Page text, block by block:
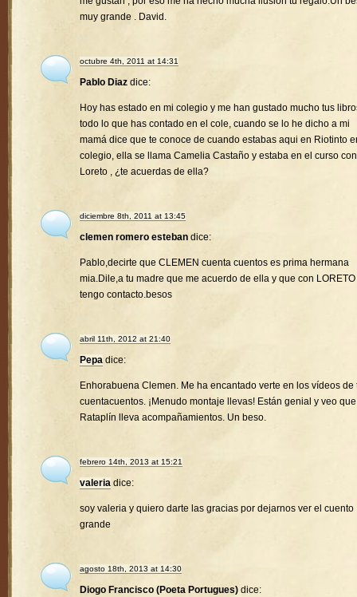
muy grande . David.
octubre 4th, 2011 at 14:31
Pablo Diaz dice:
Hoy has estado en mi colegio y me han gustado mucho tus
todo lo que has contado en el cole, cuando se lo he dicho a mi
mamá dice que te conoce de cuando estabas aqui en Riotinto
colegio, ella se llama Camelia Castaño y estaba en el curso con
Loreto , ¿te acuerdas de ella?
diciembre 8th, 2011 at 13:45
clemen romero esteban dice:
Pablo,decirte que CLEMEN cuenta cuentos es prima hermana
mia.Dile,a tu madre que me acuerdo de ella y que con LORETO
tengo contacto.besos
abril 11th, 2012 at 21:40
Pepa dice:
Enhorabuena Clemen. Me ha encantado verte en los vídeos de
cuentacuentos. ¡Menudo montaje llevas! Están genial y veo que
Rataplín lleva acompañamientos. Un beso.
febrero 14th, 2013 at 15:21
valeria dice:
soy valeria y quiero darte las gracias por dejarnos ver el cuento
grande
agosto 18th, 2013 at 14:30
Diogo Francisco (Poeta Portugues) dice: